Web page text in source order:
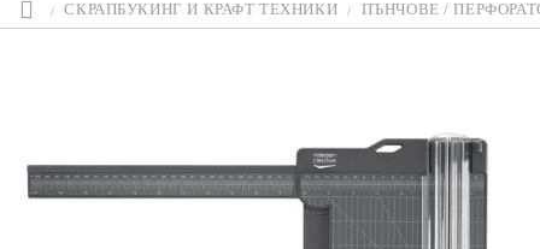
СКРАПБУКИНГ И КРАФТ ТЕХНИКИ ПЪНЧОВЕ /